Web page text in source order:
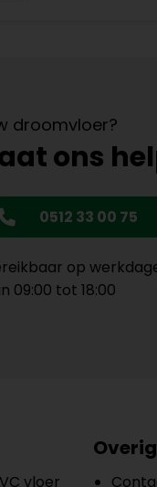
droomvloer?
ons
0512 33 00 75
op
09:00 tot 18:00
vloer